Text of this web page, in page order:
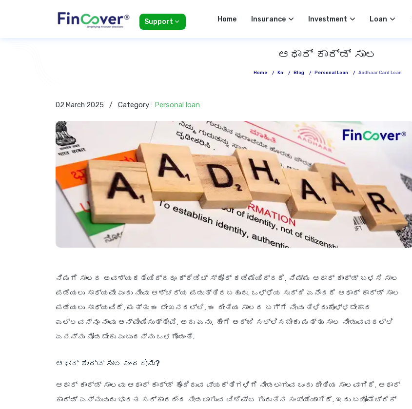
Support Home Insurance Investment Loan
ಆಧಾರ್ ಕಾರ್ಡ್ ಸಾಲ
Home / Kn / Blog / Personal Loan / Aadhaar Card Loan
02 March 2025 / Category : Personal loan
ನಿಮಗೆ ಸಾಲದ ಅವಶ್ಯಕತೆಯಿದ್ದರೂ ಕ್ರೆಡಿಟ್ ಸ್ಕೋರ್ ಕಡಿಮೆಯಿದ್ದರೆ, ನಿಮ್ಮ ಆಧಾರ್ ಕಾರ್ಡ್ ಬಳಸಿ ಸಾಲ
ಪಡೆಯಲು ಸಾಧ್ಯವೇ ಎಂದು ನೀವು ಆಶ್ಚರ್ಯ ಪಡುತ್ತಿರಬಹುದು. ಒಳ್ಳೆಯ ಸುದ್ದಿ ಏನೆಂದರೆ ಆಧಾರ್ ಕಾರ್ಡ್ ಸಾಲ
ಪಡೆಯಲು ಸಾಧ್ಯವಿದೆ, ಮತ್ತು ಈ ಲೇಖನದಲ್ಲಿ, ಈ ರೀತಿಯ ಸಾಲದ ಬಗ್ಗೆ ನೀವು ತಿಳಿದುಕೊಳ್ಳಬೇಕಾದ
ಎಲ್ಲವನ್ನೂ ನಾವು ಅನ್ವೇಷಿಸುತ್ತೇವೆ, ಅದು ಏನು, ಹೇಗೆ ಅರ್ಜಿ ಸಲ್ಲಿಸಬೇಕು ಮತ್ತು ಸಾಲ ನೀಡುವವರಲ್ಲಿ
ಏನನ್ನು ನೋಡಬೇಕು ಎಂಬುದನ್ನು ಒಳಗೊಂಡಂತೆ.
ಆಧಾರ್ ಕಾರ್ಡ್ ಸಾಲ ಎಂದರೇನು?
ಆಧಾರ್ ಕಾರ್ಡ್ ಸಾಲವು ಆಧಾರ್ ಕಾರ್ಡ್ ಹೊಂದಿರುವ ವ್ಯಕ್ತಿಗಳಿಗೆ ನೀಡಲಾಗುವ ಒಂದು ರೀತಿಯ ಸಾಲವಾಗಿದೆ. ಆಧಾರ್
ಕಾರ್ಡ್ ಎನ್ನುವುದು ಭಾರತ ಸರ್ಕಾರದಿಂದ ನೀಡಲಾಗುವ ವಿಶಿಷ್ಟ ಗುರುತಿನ ಸಂಖ್ಯೆಯಾಗಿದೆ. ಇದು ಬಯೋಮೆಟ್ರಿಕ್